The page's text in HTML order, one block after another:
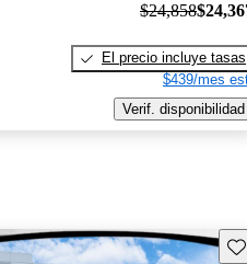
$24,858
El precio incluye tasas
$439/mes
Verif. disponibilidad